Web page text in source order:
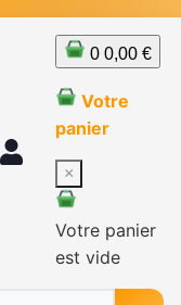
0 0,00 €
Votre
panier
×
Votre panier
est vide